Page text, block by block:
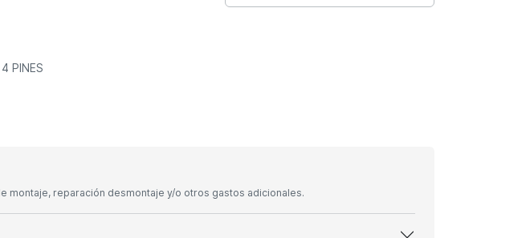
PINES
montaje, reparación desmontaje y/o otros gastos adicionales.